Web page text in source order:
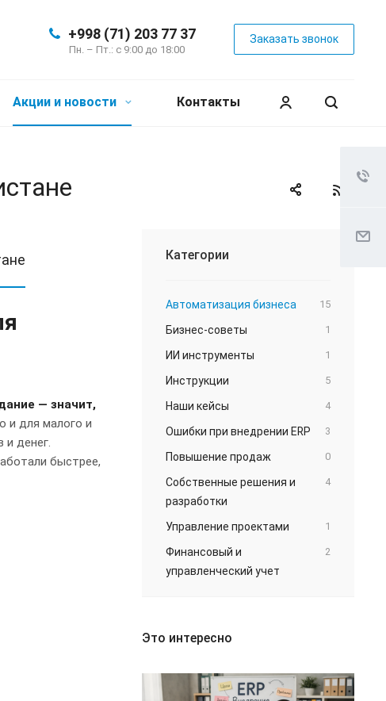
+998 (71) 203 77 37
Пн. – Пт.: с 9:00 до 18:00
Заказать звонок
Акции и новости Контакты
— значит,
и для малого и
и денег.
быстрее,
Категории
Автоматизация бизнеса 15
Бизнес-советы 1
ИИ инструменты 1
Инструкции 5
Наши кейсы 4
Ошибки при внедрении ERP 3
Повышение продаж 0
Собственные решения и
разработки
4
Управление проектами 1
Финансовый и
управленческий учет
2
Это интересно